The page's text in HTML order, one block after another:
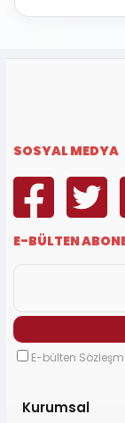
SOSYAL MEDYA
E-BÜLTEN
E-bülten
Kurumsal